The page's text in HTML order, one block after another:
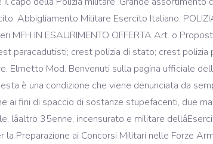
Abbigliamento Militare Esercito Italiano.
MFH IN ESAURIMENTO OFFERTA Art. o
paracadutisti; crest polizia di stato; crest
Elmetto Mod. Benvenuti sulla pagina ufficiale
è una condizione che viene denunciata da
ai fini di spaccio di sostanze stupefacenti, due
lâaltro 35enne, incensurato e militare
la Preparazione ai Concorsi Militari nelle Forze